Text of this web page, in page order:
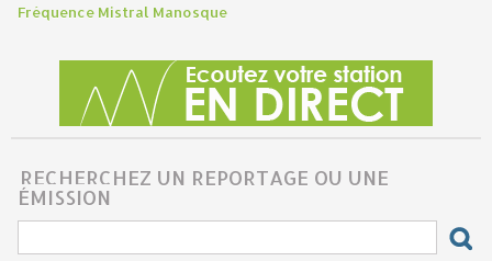
Fréquence Mistral Manosque
RECHERCHEZ UN REPORTAGE OU UNE
ÉMISSION